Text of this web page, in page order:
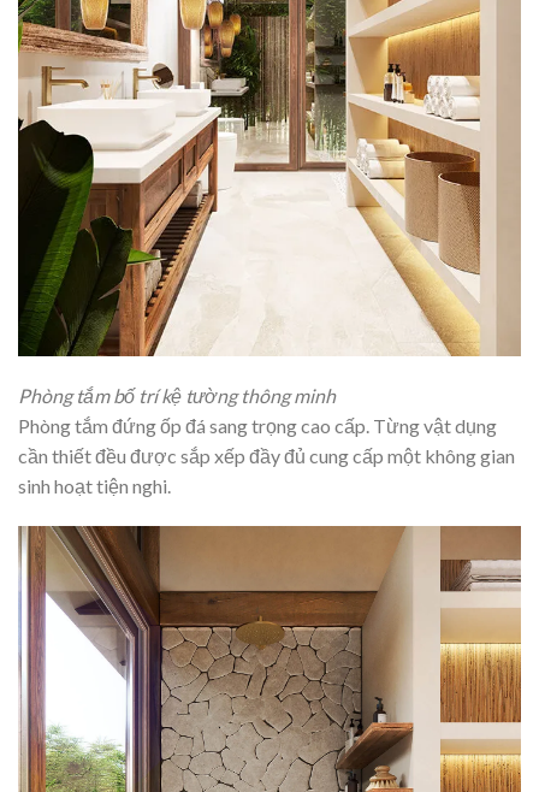
Phòng tắm bố trí kệ tường thông minh
Phòng tắm đứng ốp đá sang trọng cao cấp. Từng vật dụng
cần thiết đều được sắp xếp đầy đủ cung cấp một không gian
sinh hoạt tiện nghi.